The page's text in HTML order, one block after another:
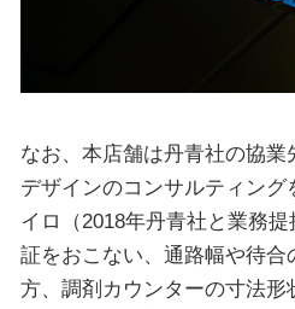
なお、本店舗は丹青社の協
デザインのコンサルティング
イロ（2018年丹青社と業務
証をおこない、通路幅や待合
方、調剤カウンターの寸法